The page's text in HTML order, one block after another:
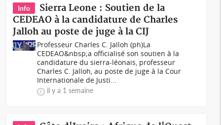
Info
Sierra Leone : Soutien de la
CEDEAO à la candidature de Charles
Jalloh au poste de juge à la CIJ
Professeur Charles C. Jalloh (ph)La
CEDEAO&nbsp;a officialisé son soutien à la
candidature du sierra-léonais, professeur
Charles C. Jalloh, au poste de juge à la Cour
Internationale de Justi...
il y a 1 semaine